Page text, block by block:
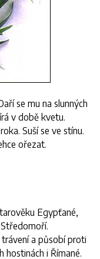
se mu na slunných
v době kvetu.
Suší se ve stínu.
ořezat.
Egypťané,
a působí proti
hostinách i Římané.